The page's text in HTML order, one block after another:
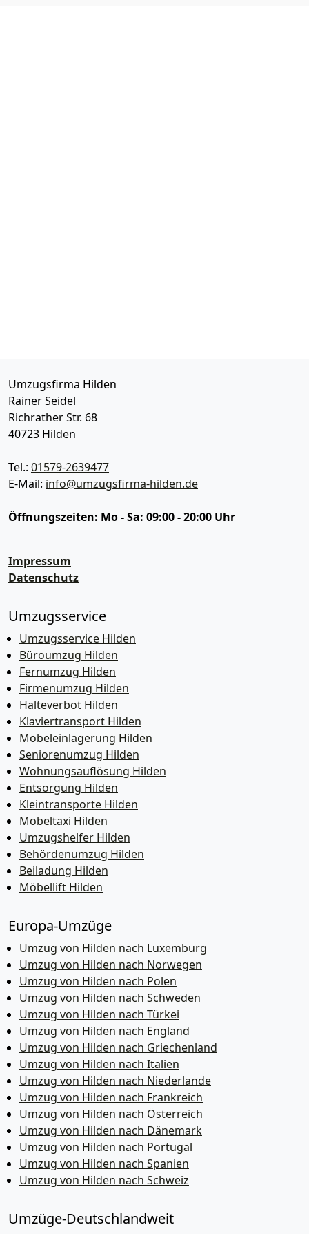
Umzugsfirma Hilden
Rainer Seidel
Richrather Str. 68
40723 Hilden
Tel.: 01579-2639477
E-Mail: info@umzugsfirma-hilden.de
Öffnungszeiten: Mo - Sa: 09:00 - 20:00 Uhr
Impressum
Datenschutz
Umzugsservice
Umzugsservice Hilden
Büroumzug Hilden
Fernumzug Hilden
Firmenumzug Hilden
Halteverbot Hilden
Klaviertransport Hilden
Möbeleinlagerung Hilden
Seniorenumzug Hilden
Wohnungsauflösung Hilden
Entsorgung Hilden
Kleintransporte Hilden
Möbeltaxi Hilden
Umzugshelfer Hilden
Behördenumzug Hilden
Beiladung Hilden
Möbellift Hilden
Europa-Umzüge
Umzug von Hilden nach Luxemburg
Umzug von Hilden nach Norwegen
Umzug von Hilden nach Polen
Umzug von Hilden nach Schweden
Umzug von Hilden nach Türkei
Umzug von Hilden nach England
Umzug von Hilden nach Griechenland
Umzug von Hilden nach Italien
Umzug von Hilden nach Niederlande
Umzug von Hilden nach Frankreich
Umzug von Hilden nach Österreich
Umzug von Hilden nach Dänemark
Umzug von Hilden nach Portugal
Umzug von Hilden nach Spanien
Umzug von Hilden nach Schweiz
Umzüge-Deutschlandweit